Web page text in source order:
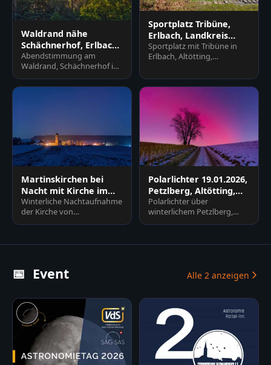
Waldrand nähe
Schächnerhof, Erlbach,
Altötting, Oberbayern
Abendstimmung am
Waldrand, Schächnerhof in
Erlbach, Landkreis Altötting.
Sonnenstrahlen
Sportplatz Tribüne,
Erlbach, Landkreis
Altötting, Oberbayern
Sportplatz mit Tribüne in
Erlbach, Altötting,
Weitläufige Rasenfläche mit
T…
Martinskirchen bei
Nacht mit Kirche im
Winter, Rottal-Inn
Winterliche Nachtaufnahme
der Kirche von
Martinskirchen in
Rottal-Inn, Nied…
Polarlichter 19.01.2026,
Petzlberg, Altötting,
Oberbayern
Polarlichter über
winterlichem Petzlberg,
Reischach, Altötting.
schneebedeckte…
📅 Event Alle 2 anzeigen